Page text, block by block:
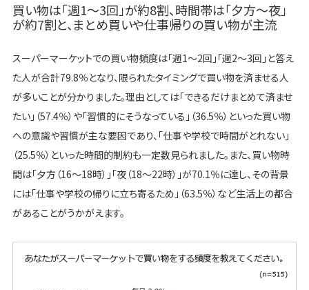
買い物は「週1〜3回」が約8割、時間帯は「夕方〜夜」
が約7割と、まとめ買いや仕事帰りの買い物が主流
スーパーマーケットでの買い物頻度は「週1～2回」「週2～3回」と答え
た人が合計79.8％となり、限られたタイミングで買い物を済ませる人
が多いことが分かりました。理由としては「できるだけまとめて済ませ
たい」（57.4％）や「習慣的にそうなっている」（36.5％）といった買い物
への意識や習慣が主な要因であり、「仕事や学校で時間がとれない」
（25.5％）といった時間的制約も一定数見られました。また、買い物時
間は「夕方（16〜18時）」「夜（18〜22時）」が70.1％に達し、その背景
には「仕事や学校の帰りに立ち寄るため」（63.5％）など生活上の都合
があることがうかがえます。